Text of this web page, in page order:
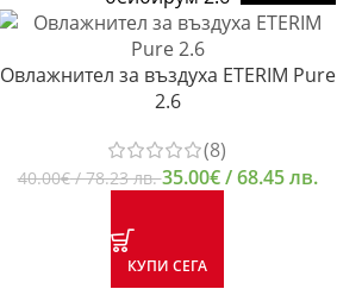
Овлажнител за въздуха ETERIM Pure
2.6
(8)
40.00€/ 78.23 лв.35.00€/ 68.45 лв.
КУПИ СЕГА